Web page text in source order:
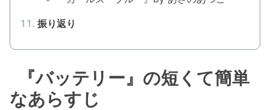
振り返り
『バッテリー』の短くて簡単
なあらすじ